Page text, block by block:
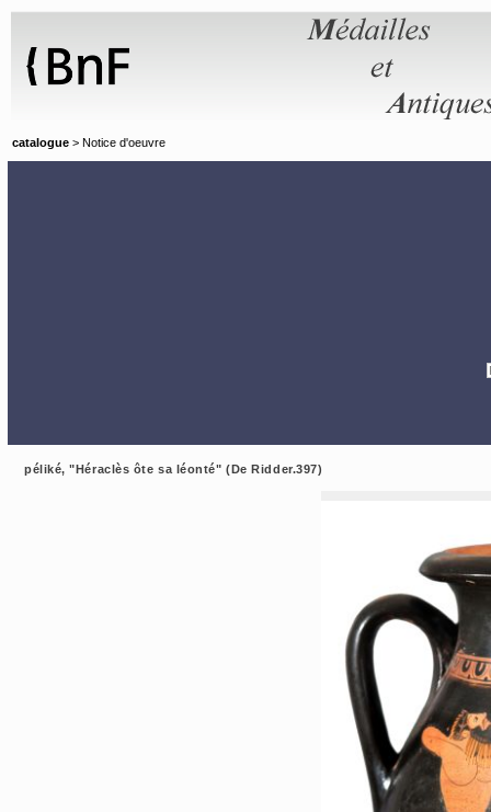
catalogue > Notice d'oeuvre
péliké, "Héraclès ôte sa léonté" (De Ridder.397)